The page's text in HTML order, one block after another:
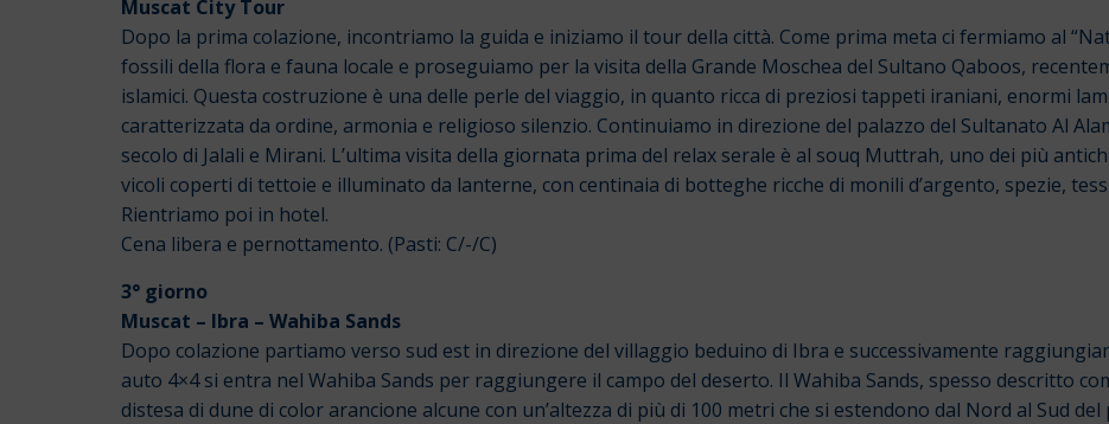
Muscat City Tour
Dopo la prima colazione, incontriamo la guida e iniziamo il tour della città. Come prima meta ci fermiamo al
fossili della flora e fauna locale e proseguiamo per la visita della Grande Moschea del Sultano Qaboos,
islamici. Questa costruzione è una delle perle del viaggio, in quanto ricca di preziosi tappeti iraniani, enormi
caratterizzata da ordine, armonia e religioso silenzio. Continuiamo in direzione del palazzo del Sultanato Al
secolo di Jalali e Mirani. L’ultima visita della giornata prima del relax serale è al souq Muttrah, uno dei più
vicoli coperti di tettoie e illuminato da lanterne, con centinaia di botteghe ricche di monili d’argento, spezie,
Rientriamo poi in hotel.
Cena libera e pernottamento. (Pasti: C/-/C)
3° giorno
Muscat – Ibra – Wahiba Sands
Dopo colazione partiamo verso sud est in direzione del villaggio beduino di Ibra e successivamente
auto 4×4 si entra nel Wahiba Sands per raggiungere il campo del deserto. Il Wahiba Sands, spesso descritto
distesa di dune di color arancione alcune con un’altezza di più di 100 metri che si estendono dal Nord al Sud